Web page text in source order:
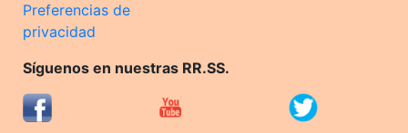
Preferencias de
privacidad
Síguenos en nuestras RR.SS.